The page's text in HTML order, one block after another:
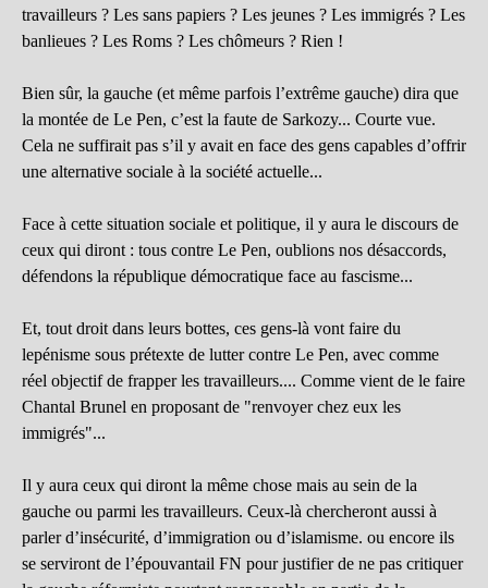
travailleurs ? Les sans papiers ? Les jeunes ? Les immigrés ? Les
banlieues ? Les Roms ? Les chômeurs ? Rien !
Bien sûr, la gauche (et même parfois l’extrême gauche) dira que
la montée de Le Pen, c’est la faute de Sarkozy... Courte vue.
Cela ne suffirait pas s’il y avait en face des gens capables d’offrir
une alternative sociale à la société actuelle...
Face à cette situation sociale et politique, il y aura le discours de
ceux qui diront : tous contre Le Pen, oublions nos désaccords,
défendons la république démocratique face au fascisme...
Et, tout droit dans leurs bottes, ces gens-là vont faire du
lepénisme sous prétexte de lutter contre Le Pen, avec comme
réel objectif de frapper les travailleurs.... Comme vient de le faire
Chantal Brunel en proposant de "renvoyer chez eux les
immigrés"...
Il y aura ceux qui diront la même chose mais au sein de la
gauche ou parmi les travailleurs. Ceux-là chercheront aussi à
parler d’insécurité, d’immigration ou d’islamisme. ou encore ils
se serviront de l’épouvantail FN pour justifier de ne pas critiquer